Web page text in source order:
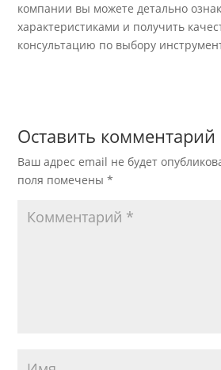
компании вы можете детально
характеристиками и получить
консультацию по выбору
Оставить комментарий
Ваш адрес email не будет
поля помечены*